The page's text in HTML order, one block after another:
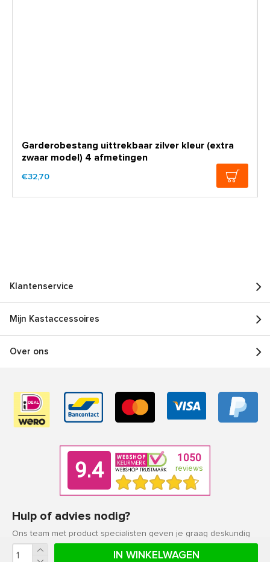
IN WINKELWAGEN
Garderobestang uittrekbaar zilver kleur (extra
zwaar model) 4 afmetingen
€32,70
Klantenservice
Mijn Kastaccessoires
Over ons
Hulp of advies nodig?
Ons team met product specialisten geven je graag deskundig
advies.